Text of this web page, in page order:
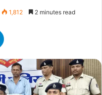
1,812 2 minutes read